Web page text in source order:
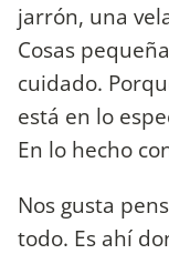
jarrón, una
Cosas
cuidado.
está en lo
En lo hecho
Nos gusta
todo. Es ahí